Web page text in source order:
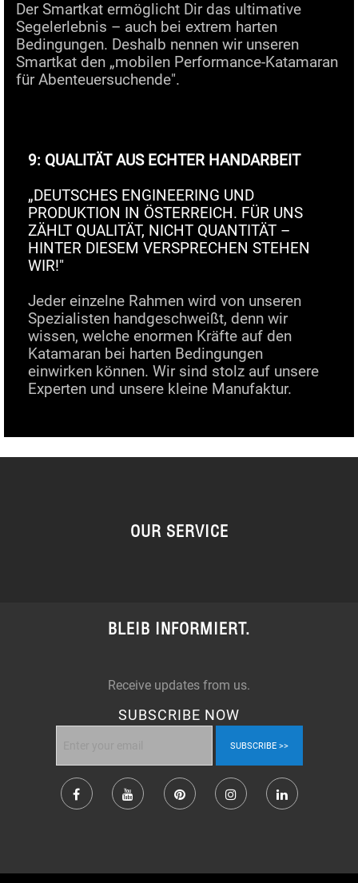
Der Smartkat ermöglicht Dir das ultimative
Segelerlebnis – auch bei extrem harten
Bedingungen. Deshalb nennen wir unseren
Smartkat den „mobilen Performance-Katamaran
für Abenteuersuchende".
9: QUALITÄT AUS ECHTER HANDARBEIT
„DEUTSCHES ENGINEERING UND
PRODUKTION IN ÖSTERREICH. FÜR UNS
ZÄHLT QUALITÄT, NICHT QUANTITÄT –
HINTER DIESEM VERSPRECHEN STEHEN
WIR!"
Jeder einzelne Rahmen wird von unseren
Spezialisten handgeschweißt, denn wir
wissen, welche enormen Kräfte auf den
Katamaran bei harten Bedingungen
einwirken können. Wir sind stolz auf unsere
Experten und unsere kleine Manufaktur.
OUR SERVICE
BLEIB INFORMIERT.
Receive updates from us.
SUBSCRIBE NOW
SUBSCRIBE